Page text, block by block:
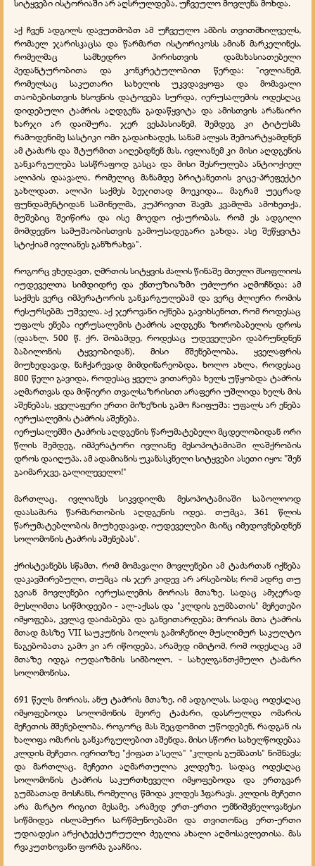
სიტყვები ისტორიაში არ აღსრულდება, უჩვეულო მოვლენა მოხდა.
აქ ჩვენ ადგილს დავუთმობთ ამ უჩვეულო ამბის თვითმხილველს,
რომაელ ჯარისკაცსა და წარმართ ისტორიკოსს ამიან მარკელინეს,
რომელმაც სამხედრო პირისთვის დამახასიათებელი
პედანტურობითა და კონკრეტულობით წერდა: "ივლიანემ,
რომელსაც საკუთარი სახელის უკვდავყოფა და მომავალი
თაობებისთვის ხსოვნის დატოვება სურდა, იერუსალემის ოდესღაც
დიდებული ტაძრის აღდგენა გადაწყვიტა და ამისთვის არანაირი
ხარჯი არ დაიშურა. ჯერ ვესპასიანემ, შემდეგ კი ტიტუსმა
რამოდენიმე სასტიკი ომი გადაიხადეს, სანამ ალყას შემოარტყამდნენ
ამ ტაძარს და შტურმით აიღებდნენ მას. ივლიანემ კი მისი აღდგენის
განკარგულება სასწრაფოდ გასცა და მისი შესრულება ანტიოქიელ
ალიპის დაავალა, რომელიც მანამდე ბრიტანეთის ვიცე-პრეფექტი
გახლდათ. ალიპი საქმეს ბეჯითად მოეკიდა... მაგრამ უეცრად
ფუნდამენტიდან საშინელმა, კუპრივით შავმა კვამლმა ამოხეთქა,
მუშებიც შეიწირა და ისე მოედო იქაურობას, რომ ეს ადგილი
მომდევნო სამუშაობისთვის გამოუსადეგარი გახდა. ასე შეწყვიტა
სტიქიამ ივლიანეს განზრახვა".
როგორც ვხედავთ, ღმრთის სიტყვის ძალის წინაშე მთელი მსოფლიოს
იუდეველთა სიმდიდრე და ენთუზიაზმი უძლური აღმოჩნდა; ამ
საქმეს ვერც იმპერატორის განკარგულებამ და ვერც ძლიერი რომის
რესურსებმა უშველა. აქ ჯეროვანი იქნება გავიხსენოთ, რომ როდესაც
უფალს ენება იერუსალემის ტაძრის აღდგენა ზორობაბელის დროს
(დაახლ. 500 წ. ქრ. შობამდე, როდესაც უდეველები დაბრუნდნენ
ბაბილონის ტყვეობიდან), მისი მშენებლობა, ყველაფრის
მიუხედავად, ნაჩქარევად მიმდინარეობდა. ხოლო ახლა, როდესაც
800 წელი გავიდა, როდესაც ყველა ვითარება ხელს უწყობდა ტაძრის
აღმართვას და მიწიერი თვალსაზრისით არაფერი უშლიდა ხელს მის
აშენებას, ყველაფერი ერთი მიზეზის გამო ჩაიფუშა: უფალს არ ენება
იერუსალემის ტაძრის აშენება.
იერუსალემში ტაძრის აღდგენის წარუმატებელი მცდელობიდან ორი
წლის შემდეგ, იმპერატორი ივლიანე მესოპოტამიაში ლაშქრობის
დროს დაიღუპა. ამ ადამიანის უკანასკნელი სიტყვები ასეთი იყო: "შენ
გაიმარჯვე, გალილეველო!"
მართლაც, ივლიანეს სიკვდილმა მესოპოტამიაში საბოლოოდ
დაასამარა წარმართობის აღდგენის იდეა. თუმცა, 361 წლის
წარუმატებლობის მიუხედავად, იუდეველები მაინც იმედოვნებდნენ
სოლომონის ტაძრის აშენებას".
ქრისტეანებს სწამთ, რომ მომავალი მოვლენები ამ ტაძართან იქნება
დაკავშირებული, თუმცა ის ჯერ კიდევ არ არსებობს; რომ ადრე თუ
გვიან მოვლენები იერუსალემის მორიას მთაზე, სადაც ამჯერად
მუსლიმთა სიწმიდეები - ალ-აქსას და "კლდის გუმბათის" მეჩეთები
იმყოფება, კვლავ დაიძაბება და განვითარდება; მორიას მთა ტაძრის
მთად მასზე VII საუკუნის ბოლოს გამოჩენილ მუსლიმურ საკულტო
ნაგებობათა გამო კი არ იწოდება, არამედ იმიტომ, რომ ოდესღაც ამ
მთაზე იდგა იუდაიზმის სიმბოლო, - სახელგანთქმული ტაძარი
სოლომონისა.
691 წელს მორიას, ანუ ტაძრის მთაზე, იმ ადგილას, სადაც ოდესღაც
იმყოფებოდა სოლომონის მეორე ტაძარი, დასრულდა ომარის
მეჩეთის მშენებლობა, როგორც მას შეცდომით უწოდებენ, რადგან ის
ხალიფა ომარის განკარგულებით აშენდა. მისი სწორი სახელწოდებაა
კლდის მეჩეთი. ივრითზე "ქიფათ ა'სელა" "კლდის გუმბათს" ნიშნავს;
და მართლაც, მეჩეთი აღმართულია კლდეზე, სადაც ოდესღაც
სოლომონის ტაძრის საკურთხეველი იმყოფებოდა და ერთგვარ
გუმბათად მოსჩანს, რომელიც წმიდა კლდეს ჰფარავს. კლდის მეჩეთი
არა მარტო რიგით მესამე, არამედ ერთ-ერთი უმნიშვნელოვანესი
სიწმიდეა ისლამური სარწმუნოებაში და თვითონაც ერთ-ერთი
უდიადესი არქიტექტურუული ძეგლია ახალი აღმოსავლეთისა. მას
რვაკუთხოვანი ფორმა გააჩნია.